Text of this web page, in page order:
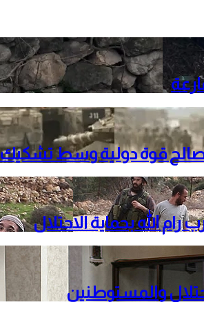
قوة دولية وسط تشكيك
الله بحماية الاحتلال
والمستوطنين